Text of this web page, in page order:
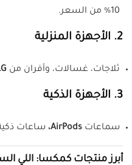
10% من السعر.
2. الأجهزة المنزلية
ثلاجات، غسالات، وأفران من
3. الأجهزة الذكية
سماعات AirPods، ساعات
أبرز منتجات كمكسا: اللي